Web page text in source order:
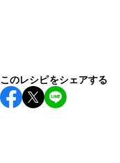
このレシピをシェアする